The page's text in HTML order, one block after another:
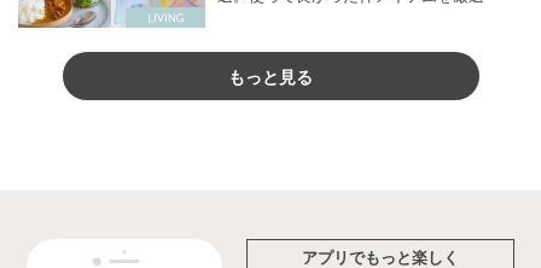
もっと見る
アプリでもっと楽しく